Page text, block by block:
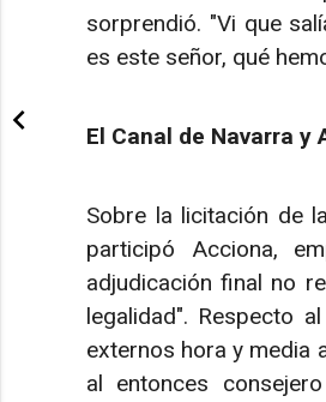
sorprendió. "Vi que
es este señor, qué
El Canal de Navarra
Sobre la licitación de
participó Acciona,
adjudicación final no
legalidad". Respecto
externos hora y media
al entonces